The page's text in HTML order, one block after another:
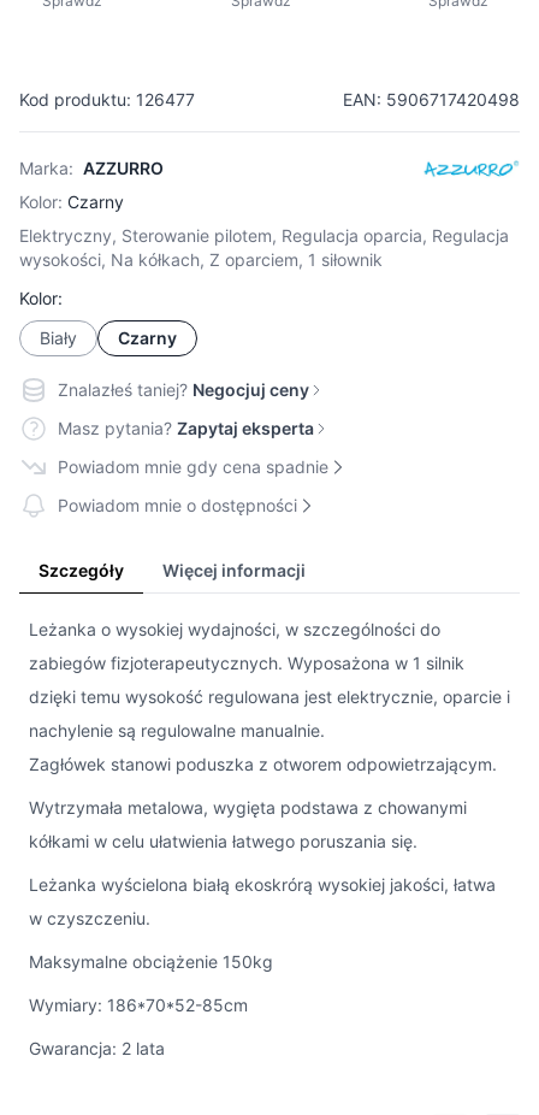
Kod produktu: 126477 EAN: 5906717420498
Marka: AZZURRO
Kolor: Czarny
Elektryczny, Sterowanie pilotem, Regulacja oparcia, Regulacja
wysokości, Na kółkach, Z oparciem, 1 siłownik
Kolor:
Biały
Czarny
Znalazłeś taniej? Negocjuj ceny
Masz pytania? Zapytaj eksperta
Powiadom mnie gdy cena spadnie
Powiadom mnie o dostępności
Szczegóły Więcej informacji
Leżanka o wysokiej wydajności, w szczególności do
zabiegów fizjoterapeutycznych. Wyposażona w 1 silnik
dzięki temu wysokość regulowana jest elektrycznie, oparcie i
nachylenie są regulowalne manualnie.
Zagłówek stanowi poduszka z otworem odpowietrzającym.
Wytrzymała metalowa, wygięta podstawa z chowanymi
kółkami w celu ułatwienia łatwego poruszania się.
Leżanka wyścielona białą ekoskrórą wysokiej jakości, łatwa
w czyszczeniu.
Maksymalne obciążenie 150kg
Wymiary: 186*70*52-85cm
Gwarancja: 2 lata